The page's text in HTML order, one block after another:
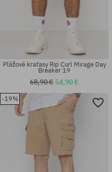
Dostupné veľkosti:
31; 32; 33; 34; 36
Plážové kraťasy Rip Curl Mirage Day
Breaker 19
68,90 € 54,90 €
-19%